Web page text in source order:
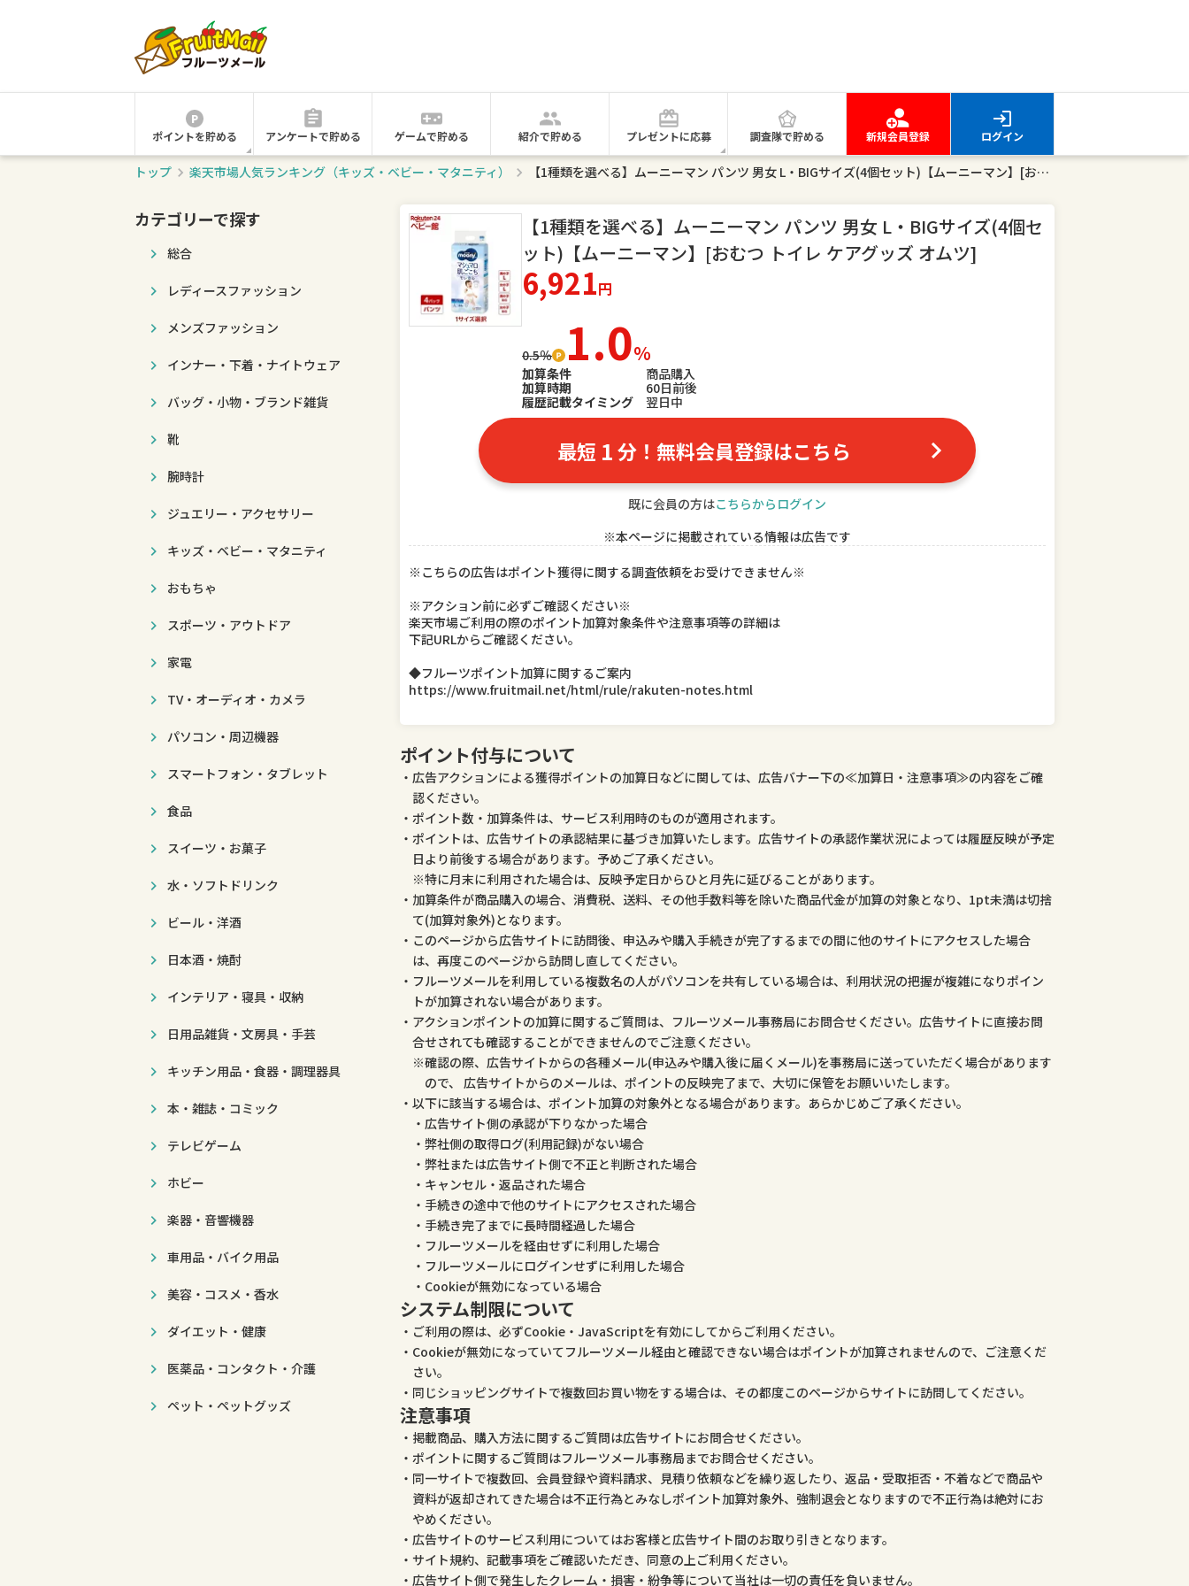
ポイントを貯める アンケートで貯める ゲームで貯める 紹介で貯める プレゼントに応募 調査隊で貯める 新規会員登録 ログイン
トップ 楽天市場人気ランキング（キッズ・ベビー・マタニティ） 【1種類を選べる】ムーニーマン パンツ 男女 L・BIGサイズ(4個セット)【ムーニーマン】[おむつ トイレ ケアグッズ オムツ]
カテゴリーで探す
総合
レディースファッション
メンズファッション
インナー・下着・ナイトウェア
バッグ・小物・ブランド雑貨
靴
腕時計
ジュエリー・アクセサリー
キッズ・ベビー・マタニティ
おもちゃ
スポーツ・アウトドア
家電
TV・オーディオ・カメラ
パソコン・周辺機器
スマートフォン・タブレット
食品
スイーツ・お菓子
水・ソフトドリンク
ビール・洋酒
日本酒・焼酎
インテリア・寝具・収納
日用品雑貨・文房具・手芸
キッチン用品・食器・調理器具
本・雑誌・コミック
テレビゲーム
ホビー
楽器・音響機器
車用品・バイク用品
美容・コスメ・香水
ダイエット・健康
医薬品・コンタクト・介護
ペット・ペットグッズ
【1種類を選べる】ムーニーマン パンツ 男女 L・BIGサイズ(4個セ
ット)【ムーニーマン】[おむつ トイレ ケアグッズ オムツ]
6,921円
0.5％ 1.0％
加算条件
商品購入
加算時期
60日前後
履歴記載タイミング
翌日中
最短 1分！無料会員登録はこちら
既に会員の方はこちらからログイン
※本ページに掲載されている情報は広告です
※こちらの広告はポイント獲得に関する調査依頼をお受けできません※
※アクション前に必ずご確認ください※
楽天市場ご利用の際のポイント加算対象条件や注意事項等の詳細は
下記URLからご確認ください。
◆フルーツポイント加算に関するご案内
https://www.fruitmail.net/html/rule/rakuten-notes.html
ポイント付与について
広告アクションによる獲得ポイントの加算日などに関しては、広告バナー下の≪加算日・注意事項≫の内容をご確
認ください。
ポイント数・加算条件は、サービス利用時のものが適用されます。
ポイントは、広告サイトの承認結果に基づき加算いたします。広告サイトの承認作業状況によっては履歴反映が予定
日より前後する場合があります。予めご了承ください。
特に月末に利用された場合は、反映予定日からひと月先に延びることがあります。
加算条件が商品購入の場合、消費税、送料、その他手数料等を除いた商品代金が加算の対象となり、1pt未満は切捨
て(加算対象外)となります。
このページから広告サイトに訪問後、申込みや購入手続きが完了するまでの間に他のサイトにアクセスした場合
は、再度このページから訪問し直してください。
フルーツメールを利用している複数名の人がパソコンを共有している場合は、利用状況の把握が複雑になりポイン
トが加算されない場合があります。
アクションポイントの加算に関するご質問は、フルーツメール事務局にお問合せください。広告サイトに直接お問
合せされても確認することができませんのでご注意ください。
確認の際、広告サイトからの各種メール(申込みや購入後に届くメール)を事務局に送っていただく場合があります
ので、 広告サイトからのメールは、ポイントの反映完了まで、大切に保管をお願いいたします。
以下に該当する場合は、ポイント加算の対象外となる場合があります。あらかじめご了承ください。
広告サイト側の承認が下りなかった場合
弊社側の取得ログ(利用記録)がない場合
弊社または広告サイト側で不正と判断された場合
キャンセル・返品された場合
手続きの途中で他のサイトにアクセスされた場合
手続き完了までに長時間経過した場合
フルーツメールを経由せずに利用した場合
フルーツメールにログインせずに利用した場合
Cookieが無効になっている場合
システム制限について
ご利用の際は、必ずCookie・JavaScriptを有効にしてからご利用ください。
Cookieが無効になっていてフルーツメール経由と確認できない場合はポイントが加算されませんので、ご注意くだ
さい。
同じショッピングサイトで複数回お買い物をする場合は、その都度このページからサイトに訪問してください。
注意事項
掲載商品、購入方法に関するご質問は広告サイトにお問合せください。
ポイントに関するご質問はフルーツメール事務局までお問合せください。
同一サイトで複数回、会員登録や資料請求、見積り依頼などを繰り返したり、返品・受取拒否・不着などで商品や
資料が返却されてきた場合は不正行為とみなしポイント加算対象外、強制退会となりますので不正行為は絶対にお
やめください。
広告サイトのサービス利用についてはお客様と広告サイト間のお取り引きとなります。
サイト規約、記載事項をご確認いただき、同意の上ご利用ください。
広告サイト側で発生したクレーム・損害・紛争等について当社は一切の責任を負いません。